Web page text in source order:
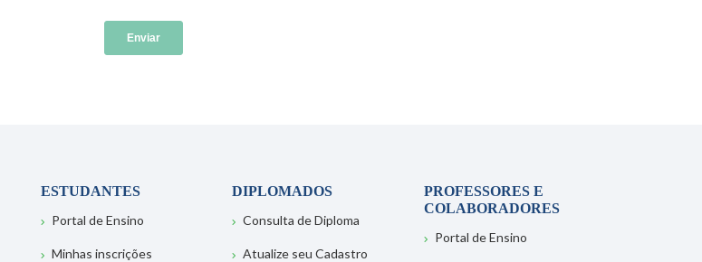
ESTUDANTES
Portal de Ensino
Minhas inscrições
DIPLOMADOS
Consulta de Diploma
Atualize seu Cadastro
PROFESSORES E
COLABORADORES
Portal de Ensino